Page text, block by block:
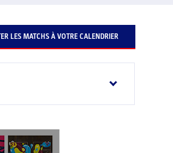
LES MATCHS À VOTRE CALENDRIER